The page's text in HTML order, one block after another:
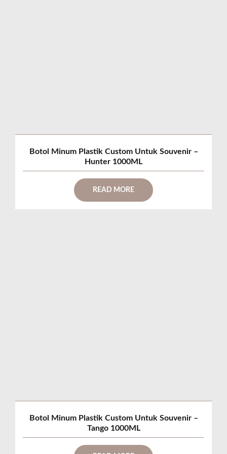
Botol Minum Plastik Custom Untuk Souvenir –
Hunter 1000ML
READ MORE
Botol Minum Plastik Custom Untuk Souvenir –
Tango 1000ML